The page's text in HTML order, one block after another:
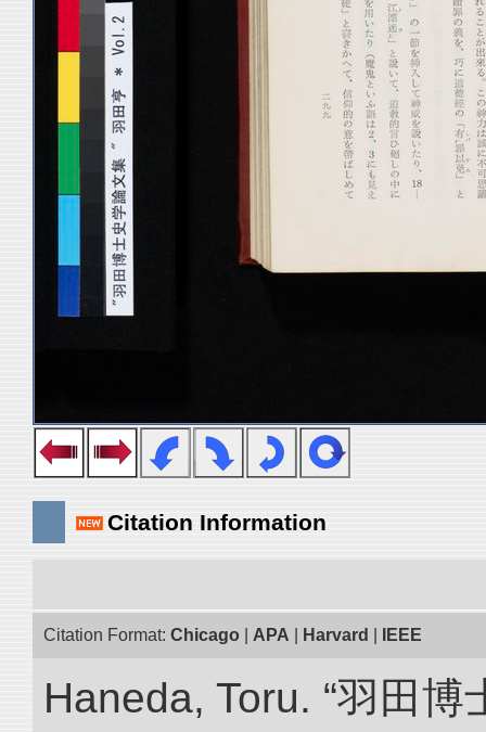
Citation Information
Citation Format: Chicago APA Harvard IEEE
Haneda, Toru. “羽田博